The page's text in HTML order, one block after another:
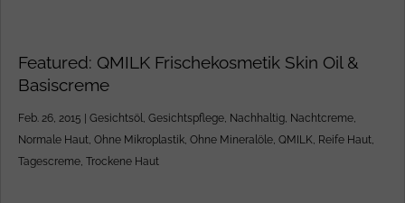
Featured: QMILK Frischekosmetik Skin Oil &
Basiscreme
Feb. 26, 2015 Gesichtsöl, Gesichtspflege, Nachhaltig, Nachtcreme,
Normale Haut, Ohne Mikroplastik, Ohne Mineralöle, QMILK, Reife Haut,
Tagescreme, Trockene Haut